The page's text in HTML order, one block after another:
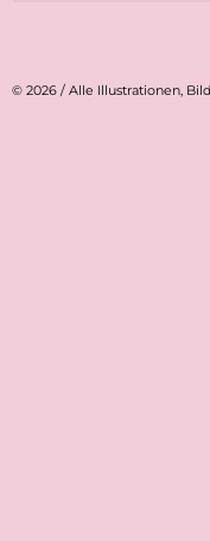
© 2026 / Alle Illustrationen,